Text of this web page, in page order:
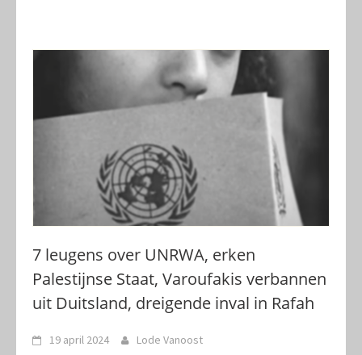
7 leugens over UNRWA, erken
Palestijnse Staat, Varoufakis verbannen
uit Duitsland, dreigende inval in Rafah
19 april 2024 Lode Vanoost